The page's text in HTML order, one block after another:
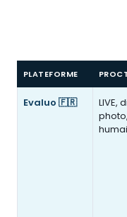
PLATEFORME
Evaluo 🇫🇷
LIVE,